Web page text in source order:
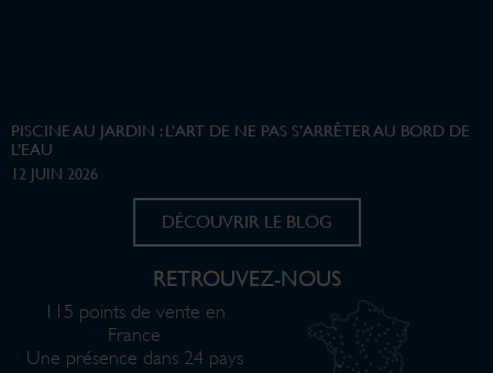
PISCINE AU JARDIN : L’ART DE NE PAS S’ARRÊTER AU BORD DE
L’EAU
12 JUIN 2026
DÉCOUVRIR LE BLOG
RETROUVEZ-NOUS
115 points de vente en
France
Une présence dans 24 pays